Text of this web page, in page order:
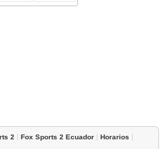
2 | Fox Sports 2 Ecuador | Horarios |